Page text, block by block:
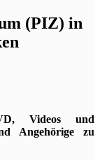
(PIZ) in
Videos und
Angehörige zu